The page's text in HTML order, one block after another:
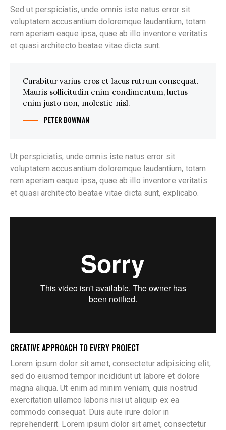
Sed ut perspiciatis, unde omnis iste natus error sit
voluptatem accusantium doloremque laudantium, totam
rem aperiam eaque ipsa, quae ab illo inventore veritatis
et quasi architecto beatae vitae dicta sunt.
Curabitur varius eros et lacus rutrum consequat.
Mauris sollicitudin enim condimentum, luctus
enim justo non, molestie nisl.
PETER BOWMAN
Ut perspiciatis, unde omnis iste natus error sit
voluptatem accusantium doloremque laudantium, totam
rem aperiam eaque ipsa, quae ab illo inventore veritatis
et quasi architecto beatae vitae dicta sunt, explicabo.
CREATIVE APPROACH TO EVERY PROJECT
Lorem ipsum dolor sit amet, consectetur adipisicing elit,
sed do eiusmod tempor incididunt ut labore et dolore
magna aliqua. Ut enim ad minim veniam, quis nostrud
exercitation ullamco laboris nisi ut aliquip ex ea
commodo consequat. Duis aute irure dolor in
reprehenderit. Lorem ipsum dolor sit amet, consectetur